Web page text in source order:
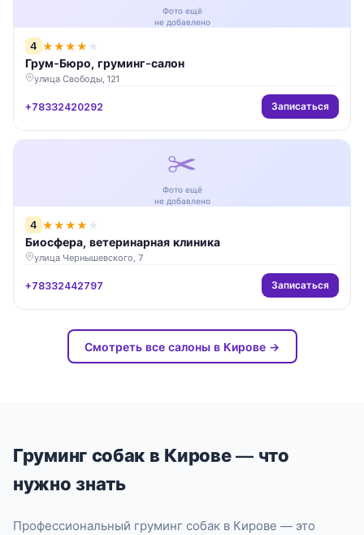
Фото ещё
не добавлено
4 ★★★★ ★
Грум-Бюро, груминг-салон
улица Свободы, 121
+78332420292 Записаться
✂️
Фото ещё
не добавлено
4 ★★★★ ★
Биосфера, ветеринарная клиника
улица Чернышевского, 7
+78332442797 Записаться
Смотреть все салоны в Кирове →
Груминг собак в Кирове — что
нужно знать
Профессиональный груминг собак в Кирове — это